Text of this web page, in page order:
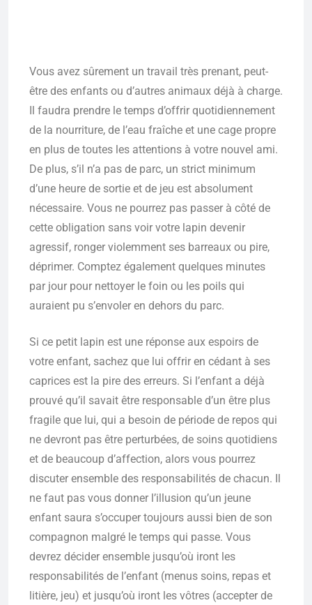
Vous avez sûrement un travail très prenant, peut-
être des enfants ou d’autres animaux déjà à charge.
Il faudra prendre le temps d’offrir quotidiennement
de la nourriture, de l’eau fraîche et une cage propre
en plus de toutes les attentions à votre nouvel ami.
De plus, s’il n’a pas de parc, un strict minimum
d’une heure de sortie et de jeu est absolument
nécessaire. Vous ne pourrez pas passer à côté de
cette obligation sans voir votre lapin devenir
agressif, ronger violemment ses barreaux ou pire,
déprimer. Comptez également quelques minutes
par jour pour nettoyer le foin ou les poils qui
auraient pu s’envoler en dehors du parc.
Si ce petit lapin est une réponse aux espoirs de
votre enfant, sachez que lui offrir en cédant à ses
caprices est la pire des erreurs. Si l’enfant a déjà
prouvé qu’il savait être responsable d’un être plus
fragile que lui, qui a besoin de période de repos qui
ne devront pas être perturbées, de soins quotidiens
et de beaucoup d’affection, alors vous pourrez
discuter ensemble des responsabilités de chacun. Il
ne faut pas vous donner l’illusion qu’un jeune
enfant saura s’occuper toujours aussi bien de son
compagnon malgré le temps qui passe. Vous
devrez décider ensemble jusqu’où iront les
responsabilités de l’enfant (menus soins, repas et
litière, jeu) et jusqu’où iront les vôtres (accepter de